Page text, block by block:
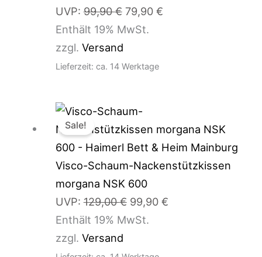
UVP: 99,90€ 79,90 €
Enthält 19% MwSt.
zzgl. Versand
Lieferzeit: ca. 14 Werktage
Sale!
Visco-Schaum-Nackenstützkissen
morgana NSK 600
UVP: 129,00€
Ursprünglicher
Preis
war:
129,00 €
99,90 €
Preis
ist:
99,90 €.
Enthält 19% MwSt.
zzgl. Versand